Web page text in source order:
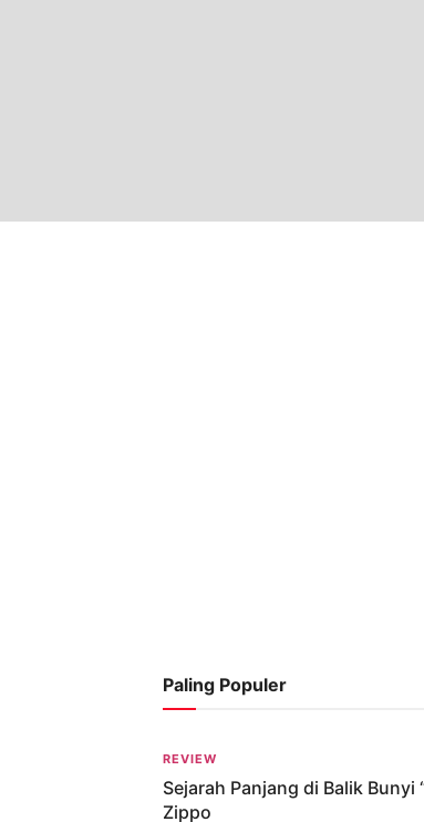
Paling Populer
REVIEW
Sejarah Panjang di Balik Bunyi
Zippo